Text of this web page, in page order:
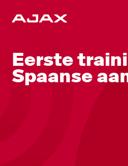
Eerste
Spaanse